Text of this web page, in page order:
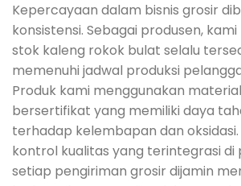
Kepercayaan dalam bisnis grosir
konsistensi. Sebagai produsen,
stok kaleng rokok bulat selalu
memenuhi jadwal produksi
Produk kami menggunakan
bersertifikat yang memiliki daya
terhadap kelembapan dan
kontrol kualitas yang terintegrasi di
setiap pengiriman grosir dijamin